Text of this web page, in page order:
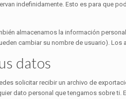
indefinidamente. Esto es para que
almacenamos la información
cambiar su nombre de usuario).
datos
solicitar recibir un archivo de
dato personal que tengamos sobre